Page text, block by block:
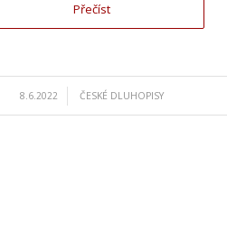
Přečíst
8.6.2022 ČESKÉ DLUHOPISY